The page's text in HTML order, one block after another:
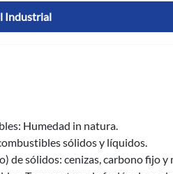
Industrial
Humedad in natura.
sólidos y líquidos.
de sólidos: cenizas, carbono fijo